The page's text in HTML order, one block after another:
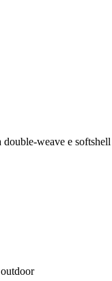
double-weave e softshell